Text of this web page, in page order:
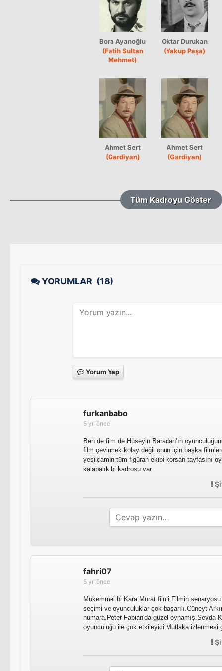
Bora Ayanoğlu
(Fatih Sultan
Mehmet)
Oktar Durukan
(Yakup Paşa)
Ahmet Sert
(Gardiyan)
Ahmet Sert
(Gardiyan)
Tüm Kadroyu Göster
YORUMLAR (18)
Yorum Yap
furkanbabo
5 yıl önce
Ben de film de Hüseyin Baradan’ın
film çevirmek kolay değil onun için başka
yeşilçamın tüm figüran ekibi korsan tayfasını
kalabalık bi kadrosu var
fahri07
5 yıl önce
Mükemmel bi Kara Murat filmi.Filmin
seçimi ve oyunculuklar çok başarılı.Cüneyt
numara.Peter Fabian'da güzel oynamış.Sevda
oyunculuğu ile çok etkileyici.Mutlaka izlenmesi